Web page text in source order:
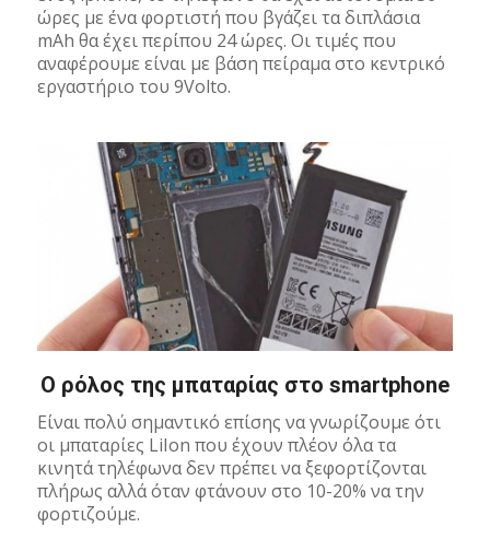
ώρες με ένα φορτιστή που βγάζει τα διπλάσια
mAh θα έχει περίπου 24 ώρες. Οι τιμές που
αναφέρουμε είναι με βάση πείραμα στο κεντρικό
εργαστήριο του 9Volto.
Ο ρόλος της μπαταρίας στο smartphone
Είναι πολύ σημαντικό επίσης να γνωρίζουμε ότι
οι μπαταρίες LiIon που έχουν πλέον όλα τα
κινητά τηλέφωνα δεν πρέπει να ξεφορτίζονται
πλήρως αλλά όταν φτάνουν στο 10-20% να την
φορτιζούμε.